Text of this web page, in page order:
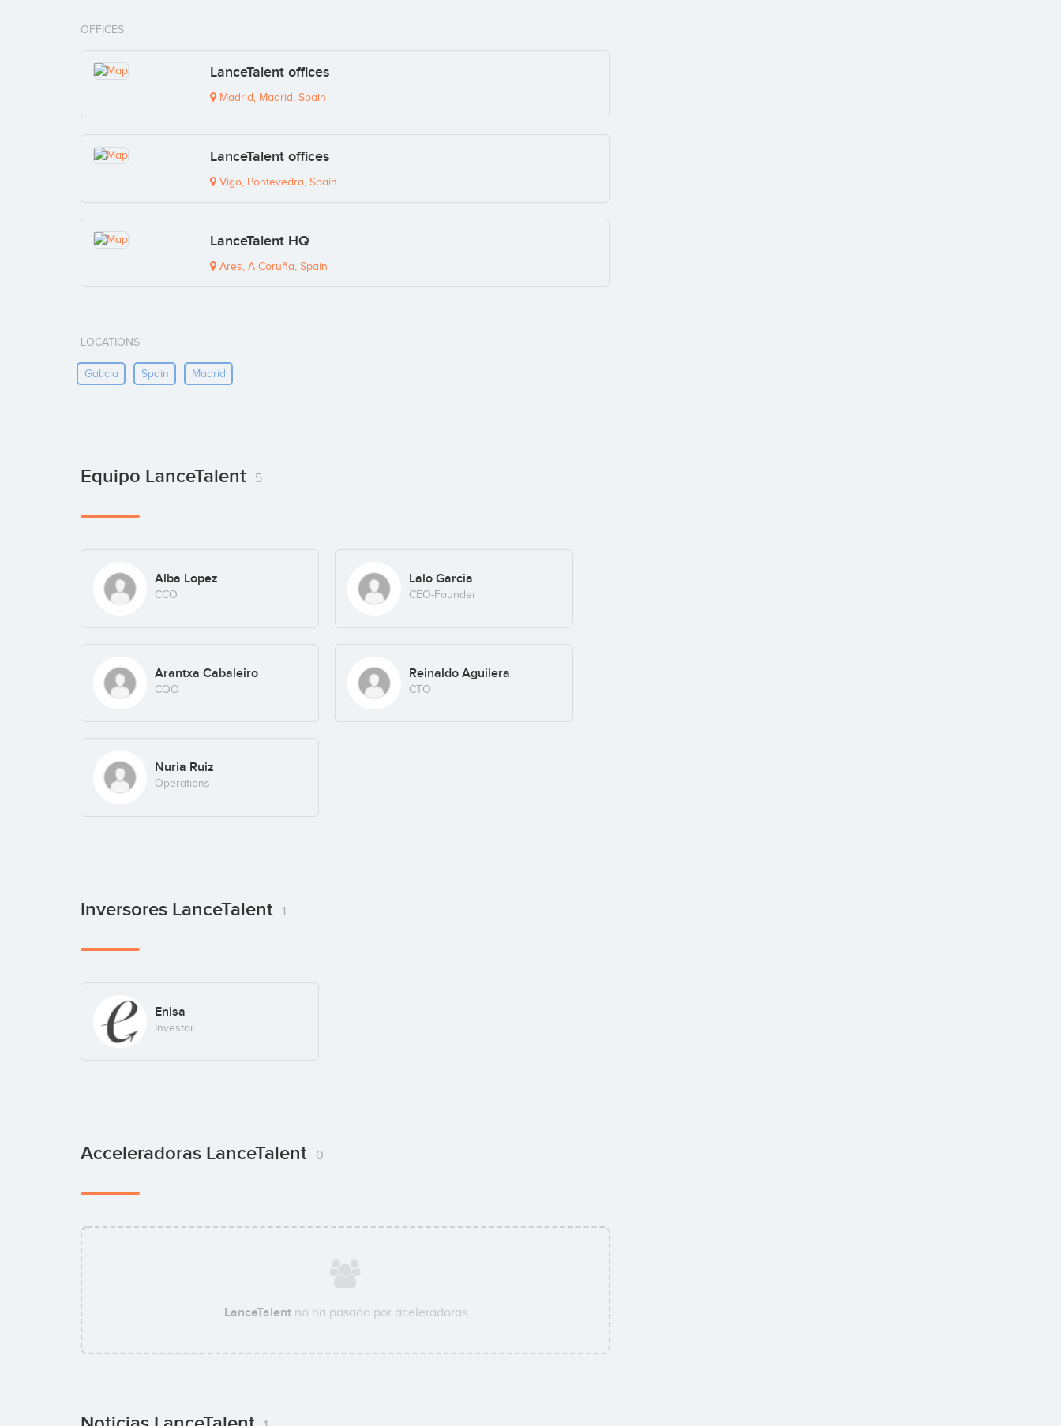
OFFICES
LanceTalent offices
Madrid, Madrid, Spain
LanceTalent offices
Vigo, Pontevedra, Spain
LanceTalent HQ
Ares, A Coruña, Spain
LOCATIONS
Galicia Spain Madrid
Equipo LanceTalent 5
Alba Lopez
CCO
Lalo Garcia
CEO-Founder
Arantxa Cabaleiro
COO
Reinaldo Aguilera
CTO
Nuria Ruiz
Operations
Inversores LanceTalent 1
Enisa
Investor
Acceleradoras LanceTalent 0
LanceTalentno ha pasado por aceleradoras